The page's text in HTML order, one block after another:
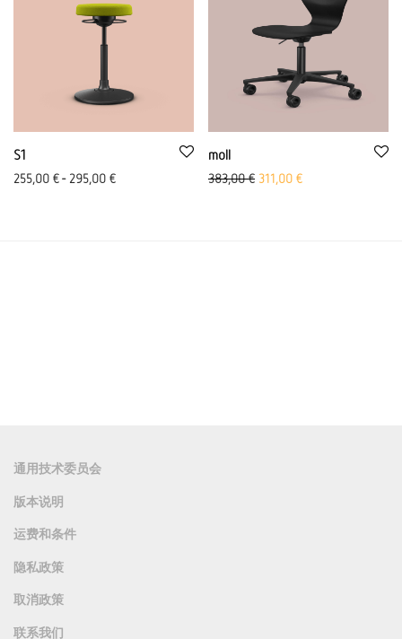
S1
255,00 €- 295,00 €
moll
383,00€ 原价： 383.00 欧元
311,00 €Aktueller Preis ist:
通用技术委员会
版本说明
运费和条件
隐私政策
取消政策
联系我们